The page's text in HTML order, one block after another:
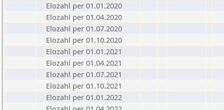
Elozahl per 01.01.2020
Elozahl per 01.04.2020
Elozahl per 01.07.2020
Elozahl per 01.10.2020
Elozahl per 01.01.2021
Elozahl per 01.04.2021
Elozahl per 01.07.2021
Elozahl per 01.10.2021
Elozahl per 01.01.2022